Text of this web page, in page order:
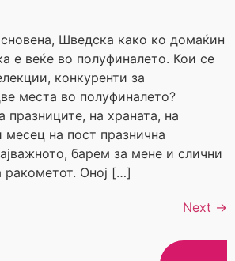
Шведска како ко домаќин
е веќе во полуфиналето. Кои се
конкуренти за
места во полуфиналето?
празниците, на храната, на
месец на пост празнична
барем за мене и слични
ракометот. Оној […]
Next →